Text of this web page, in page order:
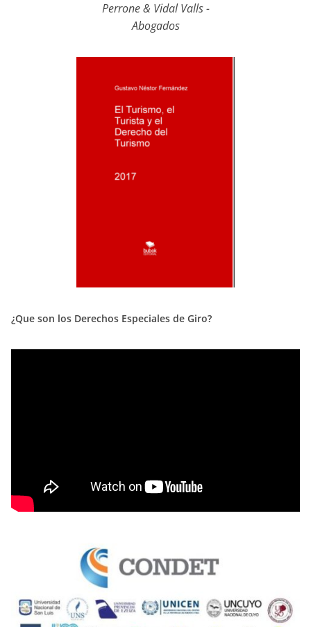
Perrone & Vidal Valls -
Abogados
¿Que son los Derechos Especiales de Giro?